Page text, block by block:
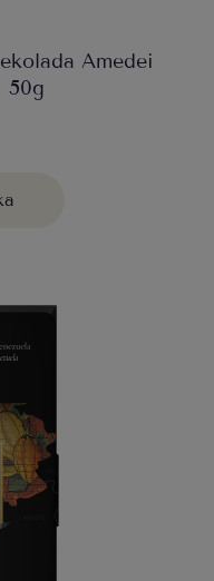
Amedei
50g